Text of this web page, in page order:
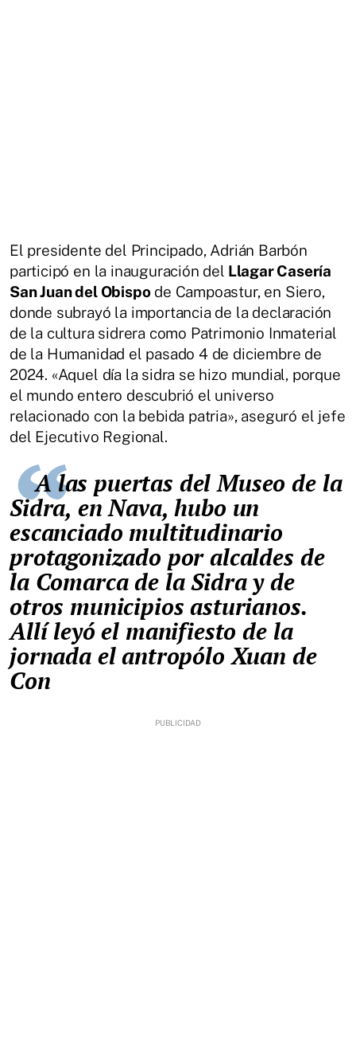
El presidente del Principado, Adrián Barbón
participó en la inauguración del Llagar Casería
San Juan del Obispode Campoastur, en Siero,
donde subrayó la importancia de la declaración
de la cultura sidrera como Patrimonio Inmaterial
de la Humanidad el pasado 4 de diciembre de
2024. «Aquel día la sidra se hizo mundial, porque
el mundo entero descubrió el universo
relacionado con la bebida patria», aseguró el jefe
del Ejecutivo Regional.
A las puertas del Museo de la
Sidra, en Nava, hubo un
escanciado multitudinario
protagonizado por alcaldes de
la Comarca de la Sidra y de
otros municipios asturianos.
Allí leyó el manifiesto de la
jornada el antropólo Xuan de
Con